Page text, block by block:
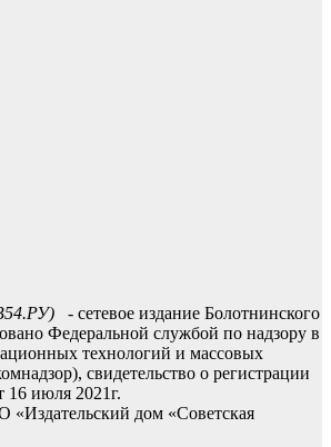
- сетевое издание Болотнинского
Федеральной службой по надзору в
технологий и массовых
свидетельство о регистрации
июля 2021г.
дом «Советская